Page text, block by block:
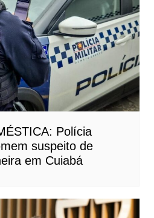
Polícia
suspeito de
em Cuiabá